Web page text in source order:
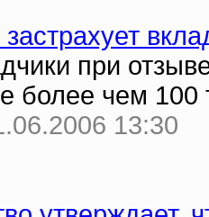
застрахует
при
более чем
13:30